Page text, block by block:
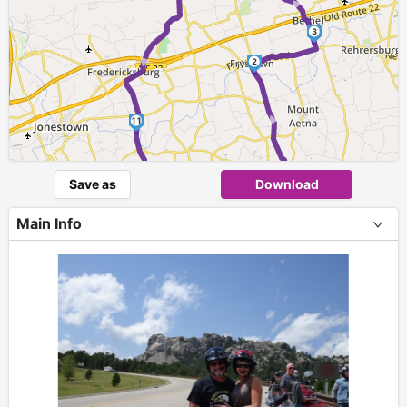
►
►
► 2
3
11
12
Save as Download
Main Info